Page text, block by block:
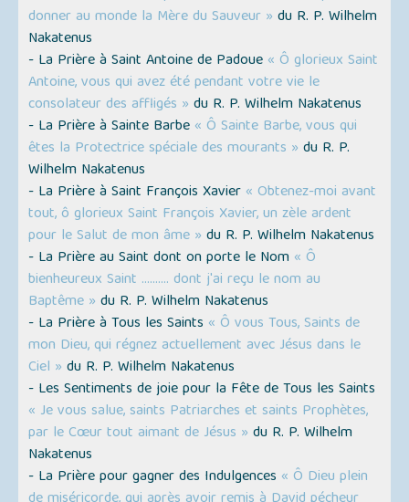
donner au monde la Mère du Sauveur » du R. P. Wilhelm
Nakatenus
- La Prière à Saint Antoine de Padoue « Ô glorieux Saint
Antoine, vous qui avez été pendant votre vie le
consolateur des affligés » du R. P. Wilhelm Nakatenus
- La Prière à Sainte Barbe « Ô Sainte Barbe, vous qui
êtes la Protectrice spéciale des mourants » du R. P.
Wilhelm Nakatenus
- La Prière à Saint François Xavier « Obtenez-moi avant
tout, ô glorieux Saint François Xavier, un zèle ardent
pour le Salut de mon âme » du R. P. Wilhelm Nakatenus
- La Prière au Saint dont on porte le Nom « Ô
bienheureux Saint ………. dont j'ai reçu le nom au
Baptême » du R. P. Wilhelm Nakatenus
- La Prière à Tous les Saints « Ô vous Tous, Saints de
mon Dieu, qui régnez actuellement avec Jésus dans le
Ciel » du R. P. Wilhelm Nakatenus
- Les Sentiments de joie pour la Fête de Tous les Saints
« Je vous salue, saints Patriarches et saints Prophètes,
par le Cœur tout aimant de Jésus » du R. P. Wilhelm
Nakatenus
- La Prière pour gagner des Indulgences « Ô Dieu plein